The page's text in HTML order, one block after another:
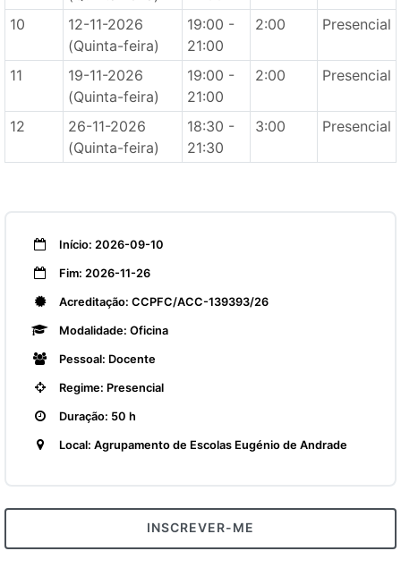
10
12-11-2026
(Quinta-feira)
19:00 -
21:00
2:00 Presencial
11
19-11-2026
(Quinta-feira)
19:00 -
21:00
2:00 Presencial
12
26-11-2026
(Quinta-feira)
18:30 -
21:30
3:00 Presencial
Início: 2026-09-10
Fim: 2026-11-26
Acreditação: CCPFC/ACC-139393/26
Modalidade: Oficina
Pessoal: Docente
Regime: Presencial
Duração: 50 h
Local: Agrupamento de Escolas Eugénio de Andrade
INSCREVER-ME